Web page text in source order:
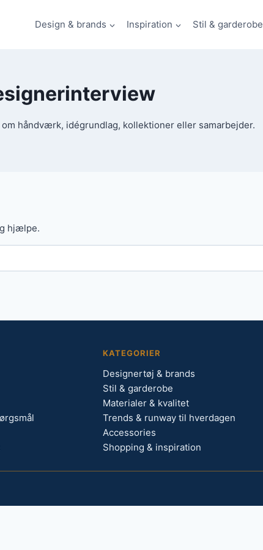
Design & brands Inspiration Stil & garderobe
håndværk, idégrundlag, kollektioner eller samarbejder.
hjælpe.
KATEGORIER
Designertøj & brands
Stil & garderobe
Materialer & kvalitet
Trends & runway til hverdagen
Accessories
Shopping & inspiration